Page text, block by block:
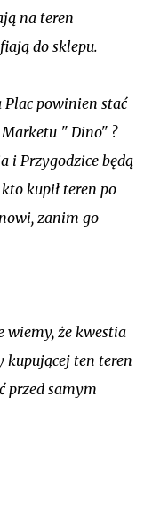
na teren
do sklepu.
Plac powinien stać
" Dino" ?
i Przygodzice będą
kupił teren po
zanim go
wiemy, że kwestia
kupującej ten teren
przed samym